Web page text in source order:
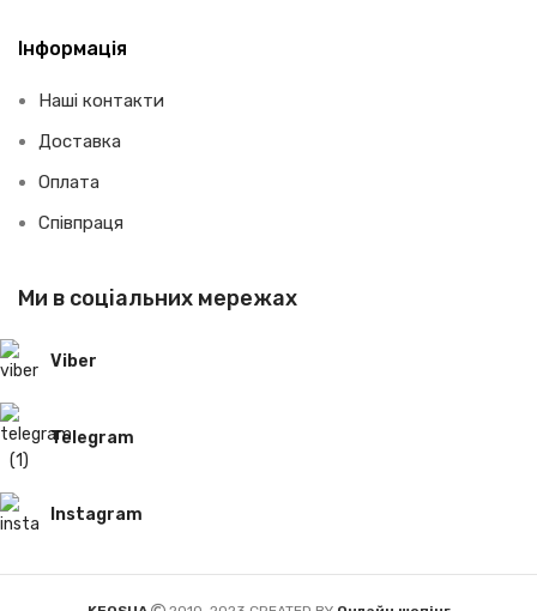
Інформація
Наші контакти
Доставка
Оплата
Співпраця
Ми в соціальних мережах
Viber
Telegram
Instagram